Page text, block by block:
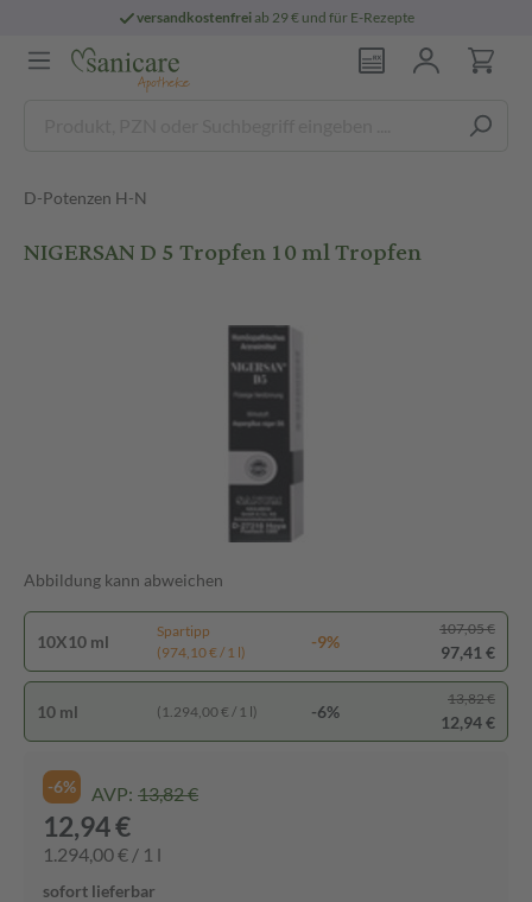
versandkostenfreiab 29 € und für E-Rezepte
D-Potenzen H-N
NIGERSAN D 5 Tropfen 10 ml Tropfen
Abbildung kann abweichen
10X10 ml
Spartipp
(974,10 € / 1 l)
-9%
107,05 €
97,41 €
10 ml (1.294,00 € / 1 l) -6%
13,82 €
12,94 €
-6% AVP: 13,82 €
12,94 €
1.294,00 € / 1 l
sofort lieferbar